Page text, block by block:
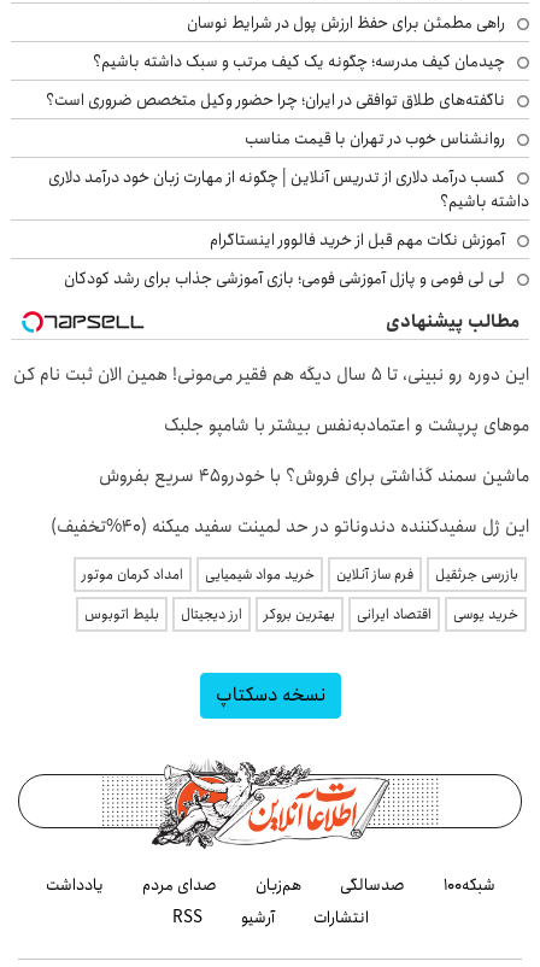
راهی مطمئن برای حفظ ارزش پول در شرایط نوسان
چیدمان کیف مدرسه؛ چگونه یک کیف مرتب و سبک داشته باشیم؟
ناگفته‌های طلاق توافقی در ایران؛ چرا حضور وکیل متخصص ضروری است؟
روانشناس خوب در تهران با قیمت مناسب
کسب درآمد دلاری از تدریس آنلاین | چگونه از مهارت زبان خود درآمد دلاری
داشته باشیم؟
آموزش نکات مهم قبل از خرید فالوور اینستاگرام
لی لی فومی و پازل آموزشی فومی؛ بازی آموزشی جذاب برای رشد کودکان
مطالب پیشنهادی
این دوره رو نبینی، تا 5 سال دیگه هم فقیر می‌مونی! همین الان ثبت نام کن
موهای پرپشت و اعتمادبه‌نفس بیشتر با شامپو جلبک
ماشین سمند گذاشتی برای فروش؟ با خودرو45 سریع بفروش
این ژل سفیدکننده دندوناتو در حد لمینت سفید میکنه (40%تخفیف)
بازرسی جرثقیل فرم ساز آنلاین خرید مواد شیمیایی
امداد کرمان موتور
خرید یوسی
اقتصاد ایرانی بهترین بروکر ارز دیجیتال بلیط اتوبوس
نسخه دسکتاپ
شبکه۱۰۰ صدسالگی هم‌زبان صدای مردم
یادداشت
انتشارات
آرشیو RSS